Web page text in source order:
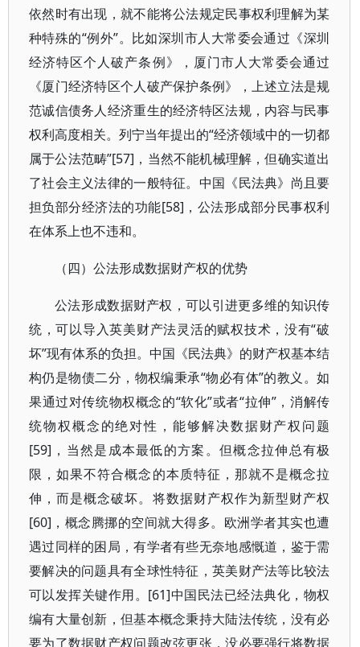
依然时有出现，就不能将公法规定民事权利理解为某
种特殊的“例外”。比如深圳市人大常委会通过《深圳
经济特区个人破产条例》，厦门市人大常委会通过
《厦门经济特区个人破产保护条例》，上述立法是规
范诚信债务人经济重生的经济特区法规，内容与民事
权利高度相关。列宁当年提出的“经济领域中的一切都
属于公法范畴”[57]，当然不能机械理解，但确实道出
了社会主义法律的一般特征。中国《民法典》尚且要
担负部分经济法的功能[58]，公法形成部分民事权利
在体系上也不违和。
（四）公法形成数据财产权的优势
公法形成数据财产权，可以引进更多维的知识传
统，可以导入英美财产法灵活的赋权技术，没有“破
坏”现有体系的负担。中国《民法典》的财产权基本结
构仍是物债二分，物权编秉承“物必有体”的教义。如
果通过对传统物权概念的“软化”或者“拉伸”，消解传
统物权概念的绝对性，能够解决数据财产权问题
[59]，当然是成本最低的方案。但概念拉伸总有极
限，如果不符合概念的本质特征，那就不是概念拉
伸，而是概念破坏。将数据财产权作为新型财产权
[60]，概念腾挪的空间就大得多。欧洲学者其实也遭
遇过同样的困局，有学者有些无奈地感慨道，鉴于需
要解决的问题具有全球性特征，英美财产法等比较法
可以发挥关键作用。[61]中国民法已经法典化，物权
编有大量创新，但基本概念秉持大陆法传统，没有必
要为了数据财产权问题改弦更张，没必要强行将数据